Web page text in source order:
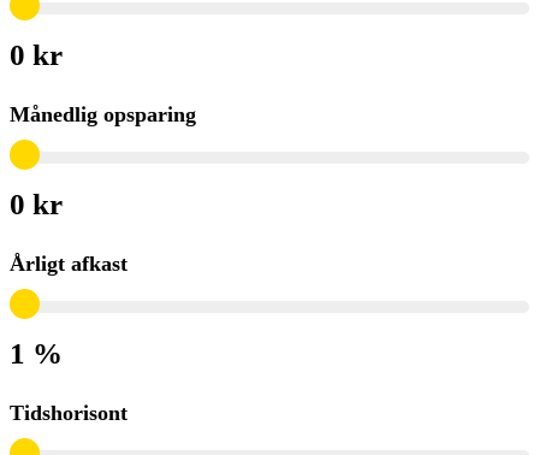
0 kr
Månedlig opsparing
0 kr
Årligt afkast
1 %
Tidshorisont